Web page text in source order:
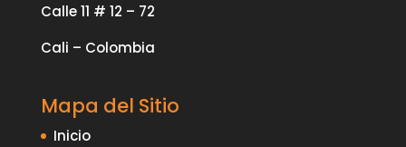
Calle 11 # 12 – 72
Cali – Colombia
Mapa del Sitio
Inicio